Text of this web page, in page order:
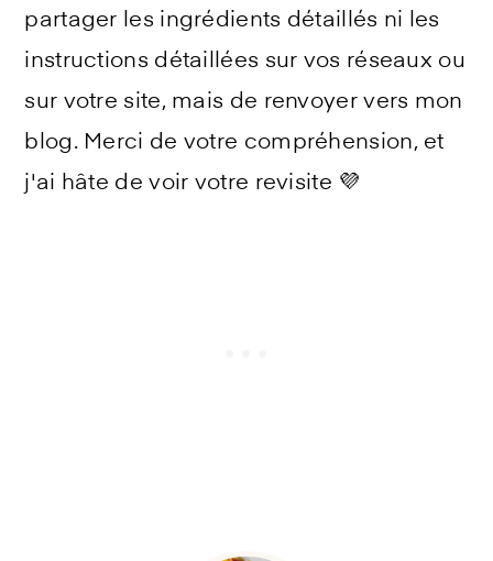
partager les ingrédients détaillés ni les
instructions détaillées sur vos réseaux ou
sur votre site, mais de renvoyer vers mon
blog. Merci de votre compréhension, et
j'ai hâte de voir votre revisite 💜